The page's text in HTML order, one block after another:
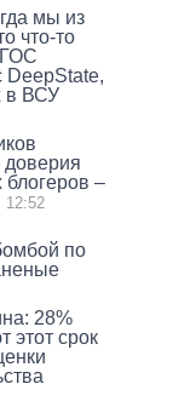
мы из
что-то
DeepState,
в ВСУ
доверия
блогеров –
12:52
по
28%
этот срок